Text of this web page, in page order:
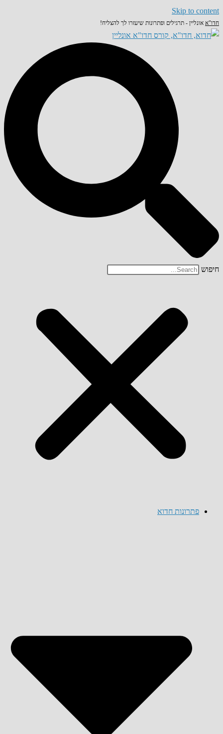
Skip to content
חדו"א אונליין - תרגילים ופתרונות שיעזרו לך להצליח!
חיפוש
פתרונות חדוא